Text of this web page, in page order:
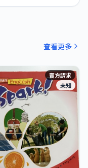
查看更多
賣方請求
未知